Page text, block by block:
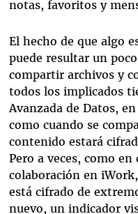
notas, favoritos y
El hecho de que algo
puede resultar un
compartir archivos y
todos los implicados
Avanzada de Datos,
como cuando se
contenido estará
Pero a veces, como
colaboración en
está cifrado de
nuevo, un indicador